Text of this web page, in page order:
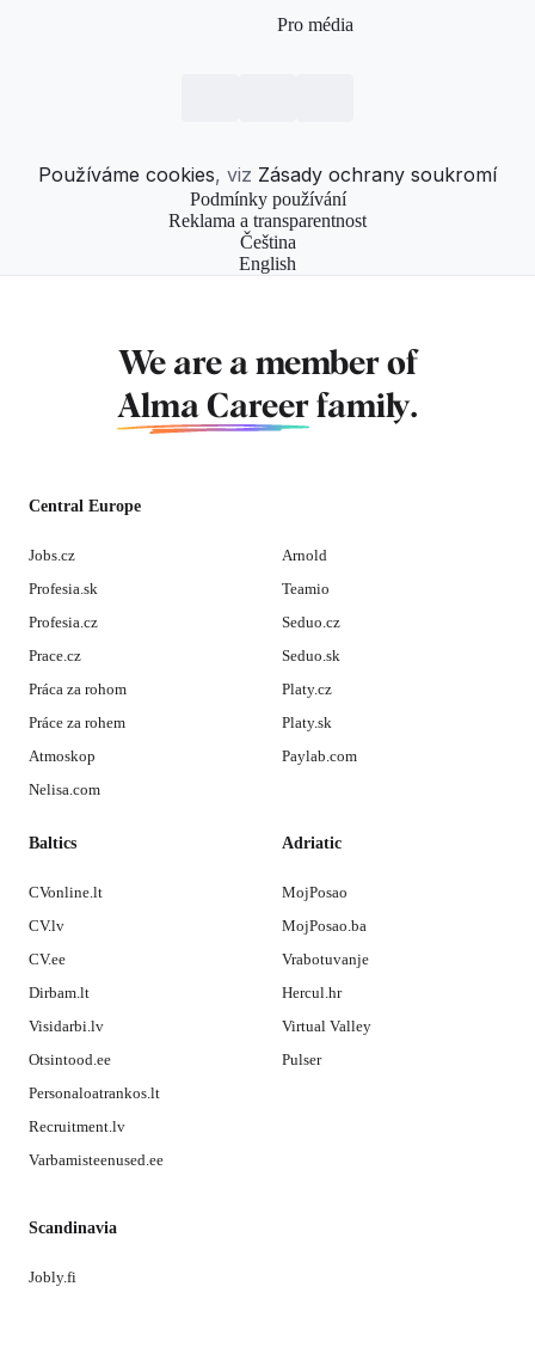
Pro média
Používáme cookies, viz Zásady ochrany soukromí
Podmínky používání
Reklama a transparentnost
Čeština
English
We are a member of
Alma Career family.
Central Europe
Jobs.cz
Profesia.sk
Profesia.cz
Prace.cz
Práca za rohom
Práce za rohem
Atmoskop
Nelisa.com
Arnold
Teamio
Seduo.cz
Seduo.sk
Platy.cz
Platy.sk
Paylab.com
Baltics
CVonline.lt
CV.lv
CV.ee
Dirbam.lt
Visidarbi.lv
Otsintood.ee
Personaloatrankos.lt
Recruitment.lv
Varbamisteenused.ee
Adriatic
MojPosao
MojPosao.ba
Vrabotuvanje
Hercul.hr
Virtual Valley
Pulser
Scandinavia
Jobly.fi